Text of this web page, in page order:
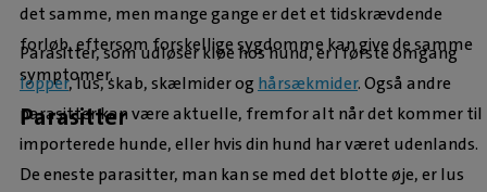
det samme, men mange gange er det et tidskrævdende
forløb, eftersom forskellige sygdomme kan give de samme
symptomer.
Parasitter
Parasitter, som udløser kløe hos hund, er i første omgang
lopper, lus, skab, skælmider og hårsækmider. Også andre
parasitter kan være aktuelle, fremfor alt når det kommer til
importerede hunde, eller hvis din hund har været udenlands.
De eneste parasitter, man kan se med det blotte øje, er lus